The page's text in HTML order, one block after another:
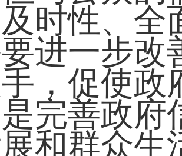
时性、全
进一步改
，促使政
完善政府
和群众生